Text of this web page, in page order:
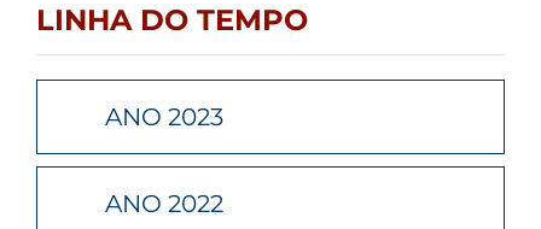
LINHA DO TEMPO
ANO 2023
ANO 2022